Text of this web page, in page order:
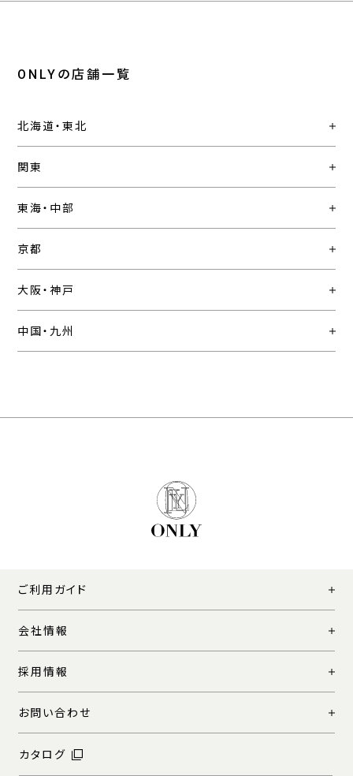
ONLYの店舗一覧
北海道・東北
関東
東海・中部
京都
大阪・神戸
中国・九州
ご利用ガイド
会社情報
採用情報
お問い合わせ
カタログ